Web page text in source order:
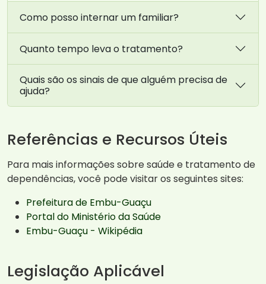
Como posso internar um familiar?
Quanto tempo leva o tratamento?
Quais são os sinais de que alguém precisa de
ajuda?
Referências e Recursos Úteis
Para mais informações sobre saúde e tratamento de
dependências, você pode visitar os seguintes sites:
Prefeitura de Embu-Guaçu
Portal do Ministério da Saúde
Embu-Guaçu - Wikipédia
Legislação Aplicável